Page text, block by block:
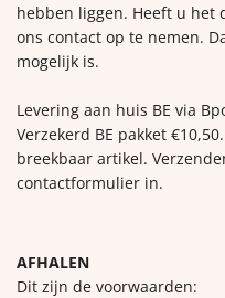
hebben liggen. Heeft u het
ons contact op te nemen.
mogelijk is.
Levering aan huis BE via
Verzekerd BE pakket
breekbaar artikel.
contactformulier in.
AFHALEN
Dit zijn de voorwaarden: